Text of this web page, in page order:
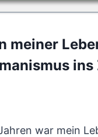
meiner
war mein